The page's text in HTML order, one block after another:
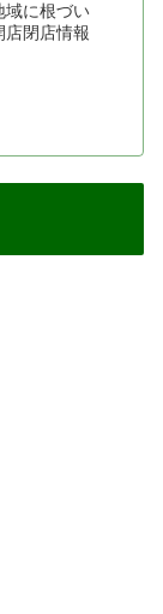
域に根づい
店閉店情報